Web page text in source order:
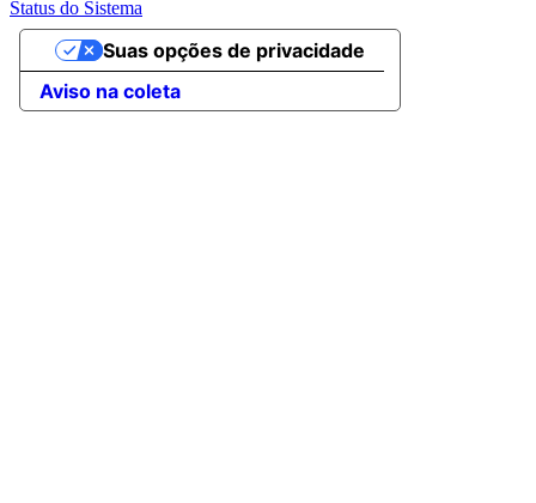
Status do Sistema
Aviso na coleta
Suas opções de privacidade